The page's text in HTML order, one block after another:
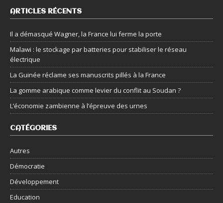
ARTICLES RÉCENTS
Il a démasqué Wagner, la France lui ferme la porte
Malawi : le stockage par batteries pour stabiliser le réseau
électrique
La Guinée réclame ses manuscrits pillés à la France
La gomme arabique comme levier du conflit au Soudan ?
L’économie zambienne à l’épreuve des urnes
CATÉGORIES
Autres
Démocratie
Développement
Education